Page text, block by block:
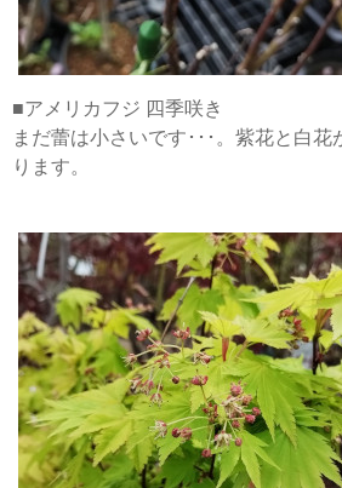
■アメリカフジ 四季咲き
まだ蕾は小さいです･･･。紫花と白花
ります。